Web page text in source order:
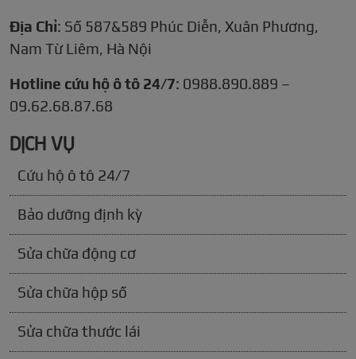
Địa Chỉ: Số 587&589 Phúc Diễn, Xuân Phương,
Nam Từ Liêm, Hà Nội
Hotline cứu hộ ô tô 24/7: 0988.890.889 –
09.62.68.87.68
DỊCH VỤ
Cứu hộ ô tô 24/7
Bảo dưỡng định kỳ
Sửa chữa động cơ
Sửa chữa hộp số
Sửa chữa thước lái